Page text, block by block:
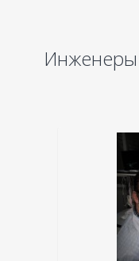
Инженеры